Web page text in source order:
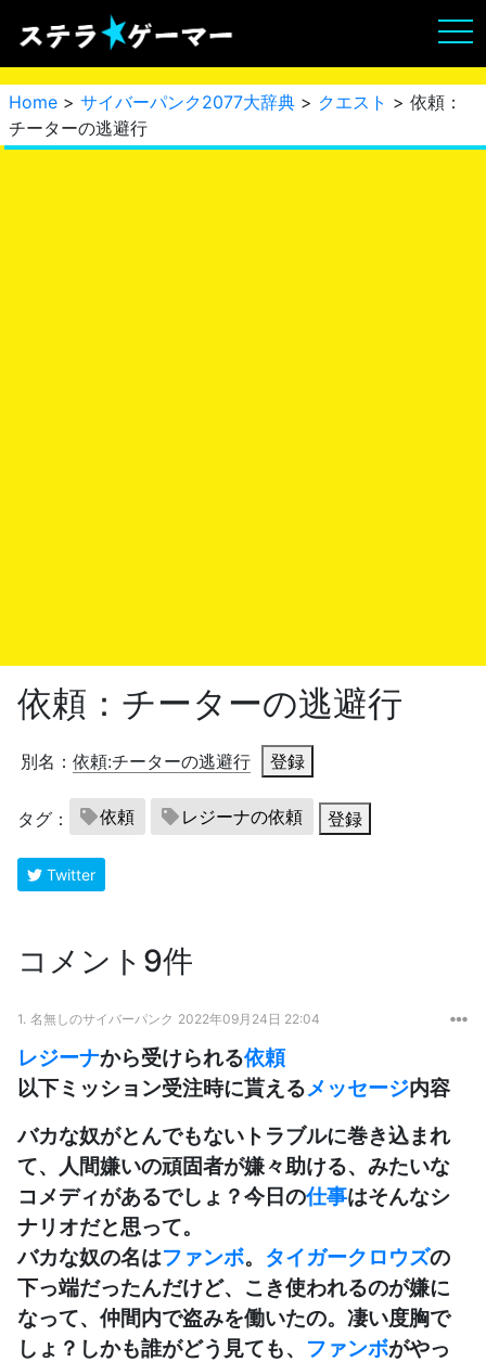
Home > サイバーパンク2077大辞典 > クエスト > 依頼：
チーターの逃避行
依頼：チーターの逃避行
別名： 依頼:チーターの逃避行 登録
タグ： 依頼 レジーナの依頼 登録
Twitter
コメント9件
1. 名無しのサイバーパンク 2022年09月24日 22:04
レジーナから受けられる依頼
以下ミッション受注時に貰えるメッセージ内容
バカな奴がとんでもないトラブルに巻き込まれ
て、人間嫌いの頑固者が嫌々助ける、みたいな
コメディがあるでしょ？今日の仕事はそんなシ
ナリオだと思って。
バカな奴の名はファンボ。 タイガークロウズの
下っ端だったんだけど、こき使われるのが嫌に
なって、仲間内で盗みを働いたの。凄い度胸で
しょ？しかも誰がどう見ても、 ファンボがやっ